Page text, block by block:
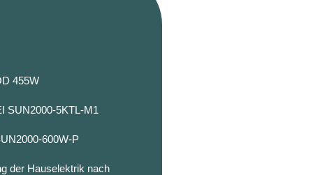
455W
SUN2000-5KTL-M1
600W-P
der Hauselektrik nach